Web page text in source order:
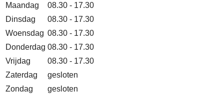
Maandag
08.30 - 17.30
Dinsdag
08.30 - 17.30
Woensdag 08.30 - 17.30
Donderdag 08.30 - 17.30
Vrijdag
08.30 - 17.30
Zaterdag
gesloten
Zondag
gesloten